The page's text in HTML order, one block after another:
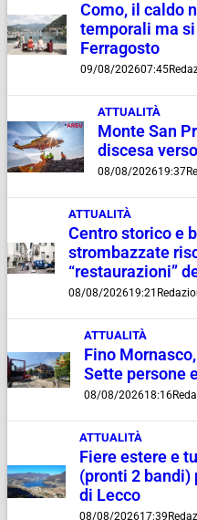
Como, il caldo
temporali ma
Ferragosto
09/08/202607:45
ATTUALITÀ
Monte San
discesa
08/08/202619:37
ATTUALITÀ
Centro storico e
strombazzate
“restaurazioni”
08/08/202619:21
ATTUALITÀ
Fino
Sette persone
08/08/202618:16
ATTUALITÀ
Fiere estere e
(pronti 2 bandi)
di Lecco
08/08/202617:39